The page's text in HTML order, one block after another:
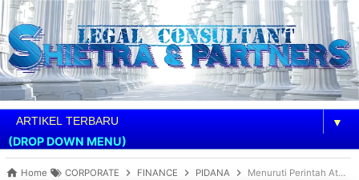
▼
(DROP DOWN MENU)
Home CORPORATE FINANCE PIDANA Menuruti Perintah Atasan, Justru Berujung Pidana. Tidak Selamanya Kepatuhan Berbuah Manis